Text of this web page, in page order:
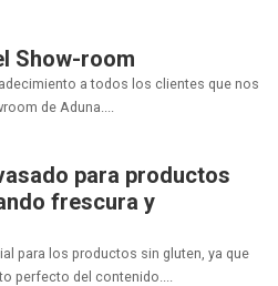
Show-room
a todos los clientes que nos
de Aduna....
para productos
frescura y
para los productos sin gluten, ya que
perfecto del contenido....